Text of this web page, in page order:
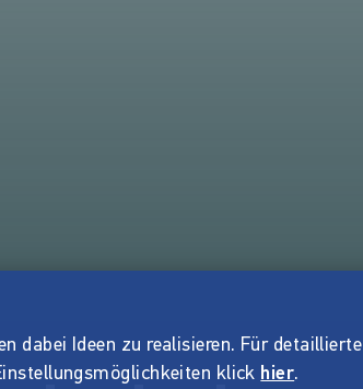
dabei Ideen zu realisieren. Für detaillierte
klick hier.